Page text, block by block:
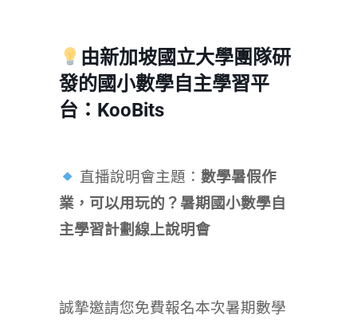
由新加坡國立大學團隊研
發的國小數學自主學習平
台：KooBits
直播說明會主題：數學暑假作
業，可以用玩的？暑期國小數學自
主學習計劃線上說明會
誠摯邀請您免費報名本次暑期數學